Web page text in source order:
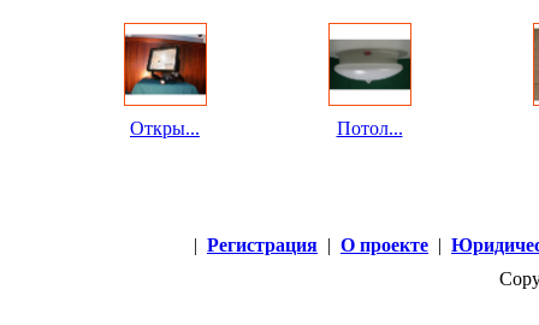
Откры... Потол...
| Регистрация | О проекте |